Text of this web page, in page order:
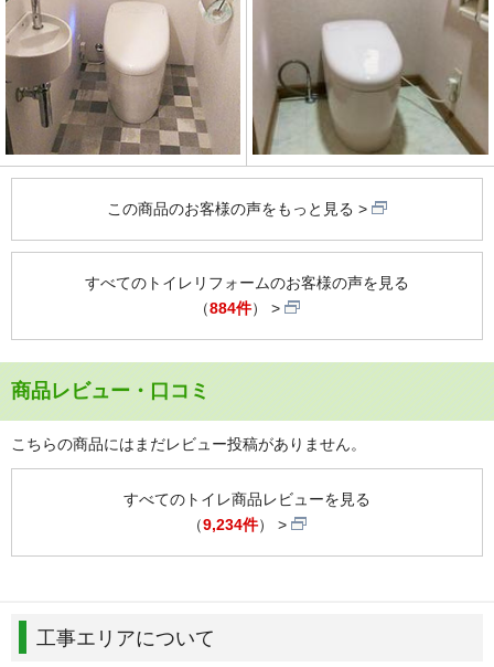
この商品のお客様の声をもっと見る
すべてのトイレリフォームのお客様の声を見る
（884件）
商品レビュー・口コミ
こちらの商品にはまだレビュー投稿がありません。
すべてのトイレ商品レビューを見る
（9,234件）
工事エリアについて